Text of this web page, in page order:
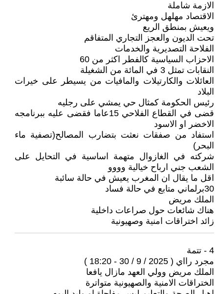
الازمة شاملة
الاقتصاد مهلهل ومهترئ
ويعيش بمنطق الريع
تحت الديون والعجز التجاري المتفاقم
الفلاحة التصديرية والخدمات
الاحزاب السياسية كالفطر اكثر من 60
النقابات تمثل 3 في المائة من الشغيلة
العائلات والكارتيلات والمافيات من يسيطر على خيرات
البلاد
رئيس الحكومة كمثال حي يمشي على رجليه
قضى في القطاع الفلاحي 15عاما فقضى عليه ببرنامجه
الاخضر او الاسود
استفاد من صفقات نعثت بتضارب المصالح(تصفية ماء
البحر)
شركته في الغازوال متهمة اساسية في التحايل على
الشعب جني ارباح خيالية وووو
اقل ما يقال ان المغرب يعيش في حالة سائبة
30برلماني متابع في حالة فساد
الملك مريض
هناك شائعات حول صراعات داخلية
زائد اختراقات امنية وصهيونية
4 - تتمة
مجرد رااي ( 2025 / 9 / 30 - 18:20 )
الملك مريض وولي العهد مازال يافعا
الختراقات الامنية والصهيونية متواترة